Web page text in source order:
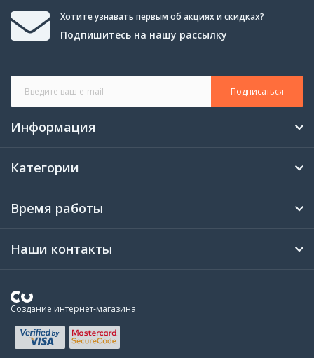
Хотите узнавать первым об акциях и скидках?
Подпишитесь на нашу рассылку
Подписаться
Информация
Категории
Время работы
Наши контакты
Создание интернет-магазина